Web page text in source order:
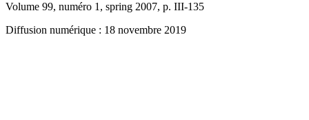
Volume 99, numéro 1, spring 2007, p. III-135
Diffusion numérique : 18 novembre 2019